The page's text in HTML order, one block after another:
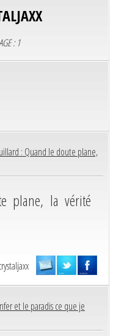
: 1
: Quand le doute plane,
plane, la vérité
et le paradis ce que je